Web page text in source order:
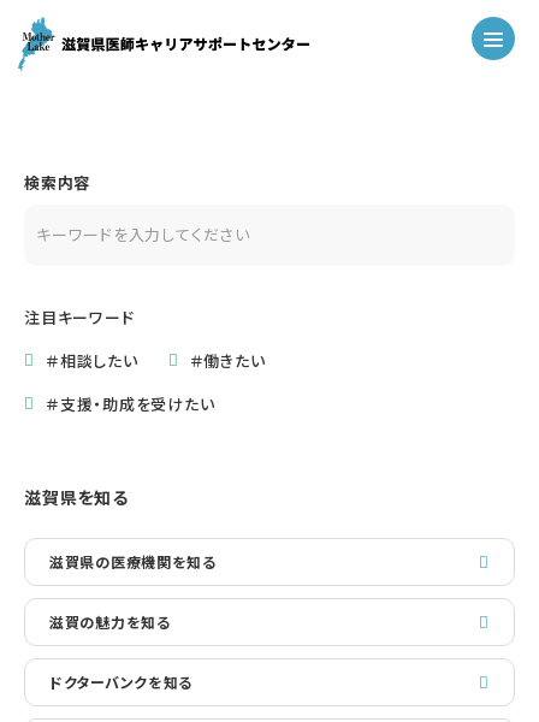
検索内容
注目キーワード
＃相談したい
＃働きたい
＃支援・助成を受けたい
滋賀県を知る
滋賀県の医療機関を知る
滋賀の魅力を知る
ドクターバンクを知る